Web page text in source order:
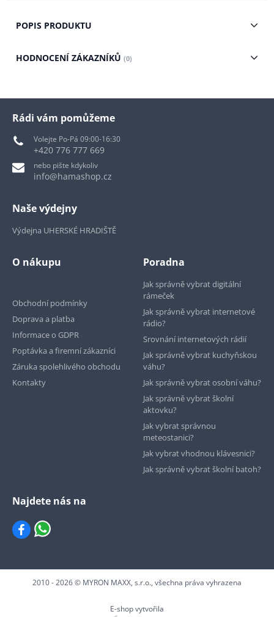
POPIS PRODUKTU
HODNOCENÍ ZÁKAZNÍKŮ (0)
Rádi vám pomůžeme
Volejte Po-Pá 09:00-16:30
+420 776 777 669
nebo pište kdykoliv
info@hamashop.cz
Naše výdejny
Výdejna UHERSKÉ HRADIŠTĚ
O nákupu
Obchodní podmínky
Doprava a platba
Informace o GDPR
Poptávka a firemní zákazníci
Záruka spolehlivého obchodu
Kontakty
Poradna
Jak správně vybrat digitální
rámeček
Jak správně vybrat internetové
rádio?
Srovnání internetových rádií
Jak správně vybrat kuchyňskou
váhu?
Jak správně vybrat osobní váhu?
Jak správně vybrat školní
aktovku?
Jak vybrat správnou
meteostanici?
Jak vybrat vhodnou klávesnici?
Jak správně vybrat školní batoh?
Najdete nás na
2010 - 2026 © MYRON MAXX, s.r.o., všechna práva vyhrazena
E-shop vytvořila